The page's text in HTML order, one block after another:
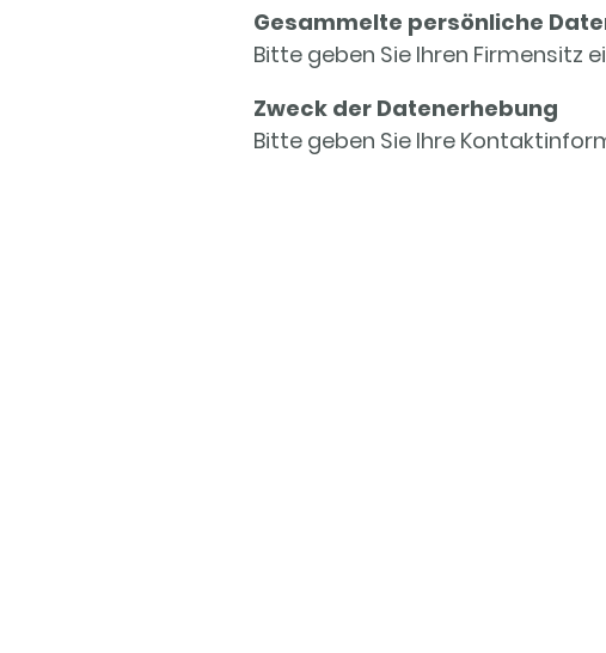
Gesammelte persönliche
Bitte geben Sie Ihren Firmensitz
Zweck der Datenerhebung
Bitte geben Sie Ihre